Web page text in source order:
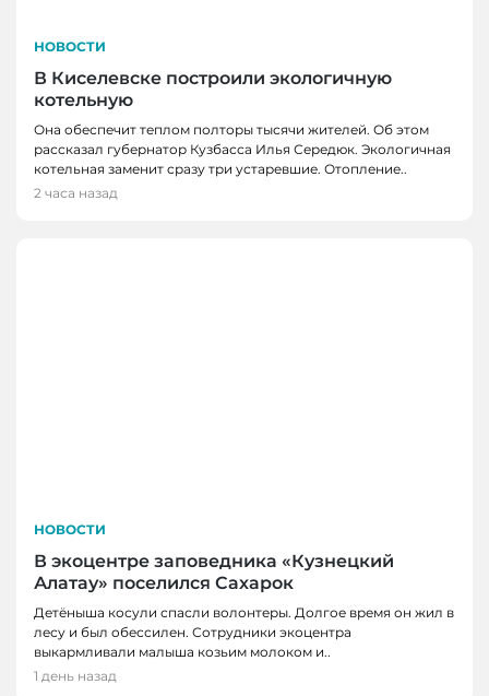
НОВОСТИ
В Киселевске построили экологичную
котельную
Она обеспечит теплом полторы тысячи жителей. Об этом
рассказал губернатор Кузбасса Илья Середюк. Экологичная
котельная заменит сразу три устаревшие. Отопление..
2 часа назад
НОВОСТИ
В экоцентре заповедника «Кузнецкий
Алатау» поселился Сахарок
Детёныша косули спасли волонтеры. Долгое время он жил в
лесу и был обессилен. Сотрудники экоцентра
выкармливали малыша козьим молоком и..
1 день назад